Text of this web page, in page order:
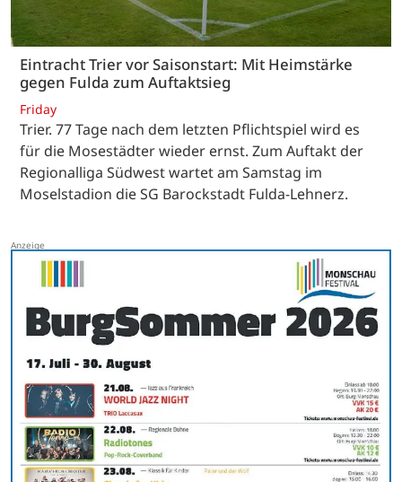
Eintracht Trier vor Saisonstart: Mit Heimstärke
gegen Fulda zum Auftaktsieg
Friday
Trier. 77 Tage nach dem letzten Pflichtspiel wird es
für die Mosestädter wieder ernst. Zum Auftakt der
Regionalliga Südwest wartet am Samstag im
Moselstadion die SG Barockstadt Fulda-Lehnerz.